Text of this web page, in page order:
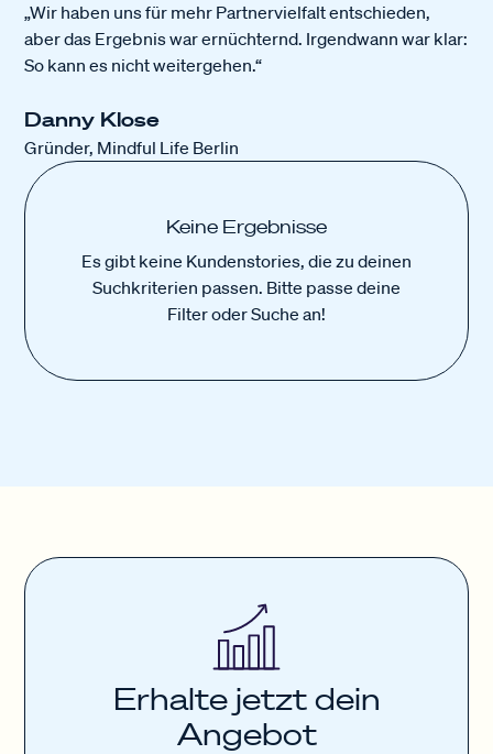
„Wir haben uns für mehr Partnervielfalt entschieden,
aber das Ergebnis war ernüchternd. Irgendwann war klar:
So kann es nicht weitergehen.“
Danny Klose
Gründer, Mindful Life Berlin
Keine Ergebnisse
Es gibt keine Kundenstories, die zu deinen
Suchkriterien passen. Bitte passe deine
Filter oder Suche an!
Erhalte jetzt dein
Angebot